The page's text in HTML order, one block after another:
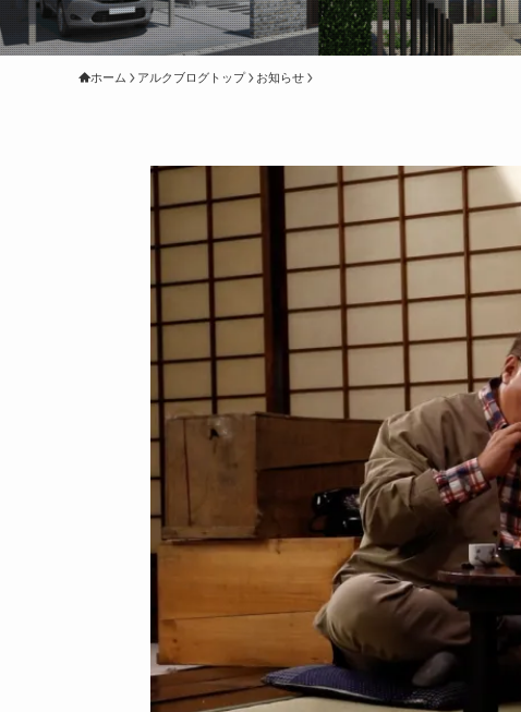
ホーム アルクブログトップ お知らせ